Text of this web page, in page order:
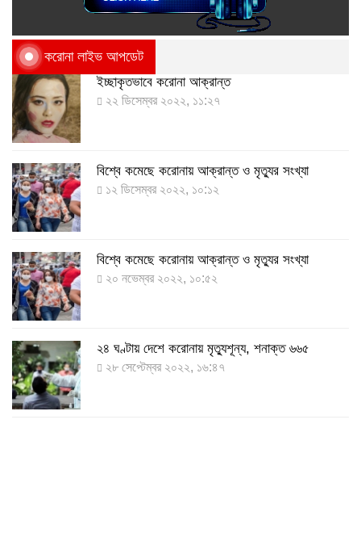
করোনা লাইভ আপডেট
ইচ্ছাকৃতভাবে করোনা আক্রান্ত
২২ ডিসেম্বর ২০২২, ১১:২৭
বিশ্বে কমেছে করোনায় আক্রান্ত ও মৃত্যুর সংখ্যা
১২ ডিসেম্বর ২০২২, ১০:১২
বিশ্বে কমেছে করোনায় আক্রান্ত ও মৃত্যুর সংখ্যা
২০ নভেম্বর ২০২২, ১০:৫২
২৪ ঘণ্টায় দেশে করোনায় মৃত্যুশূন্য, শনাক্ত ৬৬৫
২৮ সেপ্টেম্বর ২০২২, ১৬:৪৭